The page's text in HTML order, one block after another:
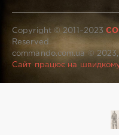
Copyright © 2011–2023
Reserved.
commando.com.ua ©
Сайт працює на швидкому